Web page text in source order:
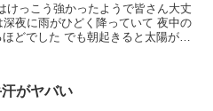
けっこう強かったようで皆さん大丈
夜に雨がひどく降っていて 夜中の
どでした でも朝起きると太陽が出
がヤバい